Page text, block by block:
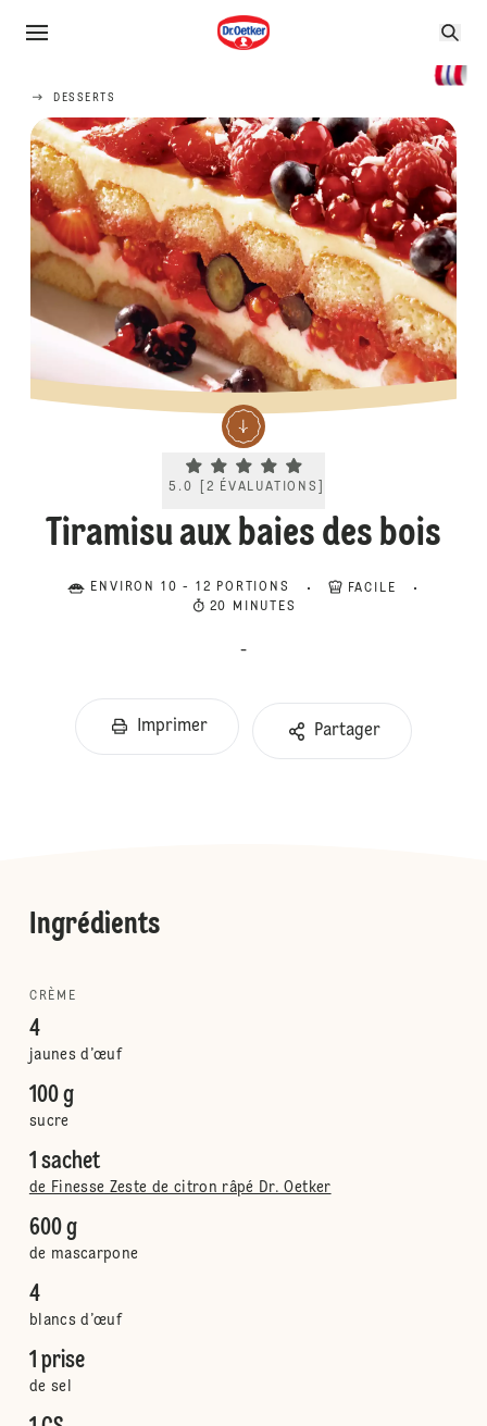
DESSERTS
Current rating 5.0. Click to rate.
5.0 2 ÉVALUATIONS
Tiramisu aux baies des bois
ENVIRON 10 - 12 PORTIONS
FACILE
20 MINUTES
-
Imprimer Partager
Ingrédients
CRÈME
4
jaunes d’œuf
100 g
sucre
1 sachet
de Finesse Zeste de citron râpé Dr. Oetker
600 g
de mascarpone
4
blancs d’œuf
1 prise
de sel